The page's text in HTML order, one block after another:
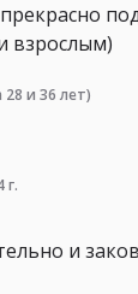
взрослым)
28 и 36 лет)
г.
и